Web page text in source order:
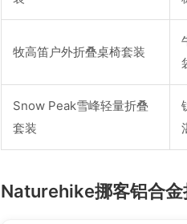
牧高笛户外折叠桌椅套装
Snow Peak雪峰轻量折叠
套装
Naturehike挪客铝合金